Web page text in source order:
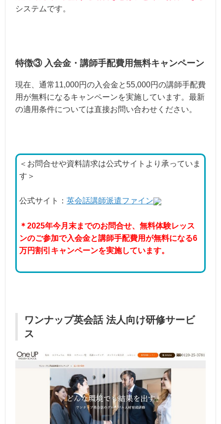
システムです。
特徴③ 入会金・講師手配費用無料キャンペーン
現在、通常11,000円の入会金と55,000円の講師手配費
用が無料になるキャンペーンを実施しています。最新
の適用条件については直接お問い合わせください。
＜お問合せや資料請求は公式サイトより承っていま
す＞
公式サイト： 英会話講師派遣ファイン
＊2025年今月末までのお問合せ、無料体験レッス
ンのご参加で入会金と講師手配費用が無料になる6
万円割引キャンペーンを実施しています。
ワンナップ英会話 法人向け研修サービ
ス